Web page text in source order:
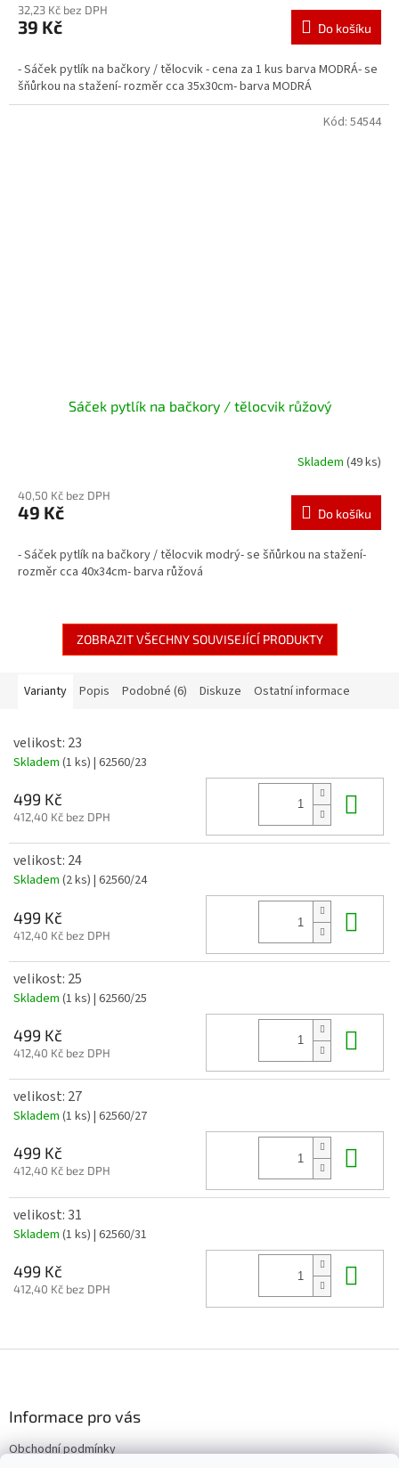
32,23 Kč bez DPH
39 Kč Do košíku
- Sáček pytlík na bačkory / tělocvik - cena za 1 kus barva MODRÁ- se
šňůrkou na stažení- rozměr cca 35x30cm- barva MODRÁ
Sáček pytlík na bačkory / tělocvik růžový
Skladem (49 ks)
40,50 Kč bez DPH
49 Kč Do košíku
- Sáček pytlík na bačkory / tělocvik modrý- se šňůrkou na stažení-
rozměr cca 40x34cm- barva růžová
Kód: 54544
ZOBRAZIT VŠECHNY SOUVISEJÍCÍ PRODUKTY
Varianty Popis Podobné (6) Diskuze Ostatní informace
velikost: 23
Skladem (1 ks) | 62560/23
499 Kč
412,40 Kč bez DPH
velikost: 24
Skladem (2 ks) | 62560/24
499 Kč
412,40 Kč bez DPH
velikost: 25
Skladem (1 ks) | 62560/25
499 Kč
412,40 Kč bez DPH
velikost: 27
Skladem (1 ks) | 62560/27
499 Kč
412,40 Kč bez DPH
velikost: 31
Skladem (1 ks) | 62560/31
499 Kč
412,40 Kč bez DPH
í
Informace pro vás
Obchodní podmínky